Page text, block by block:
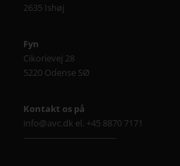
2635 Ishøj
Fyn
Cikorievej 28
5220 Odense SØ
Kontakt os på
info@avc.dk el. +45 8870 7171
----------------------------------